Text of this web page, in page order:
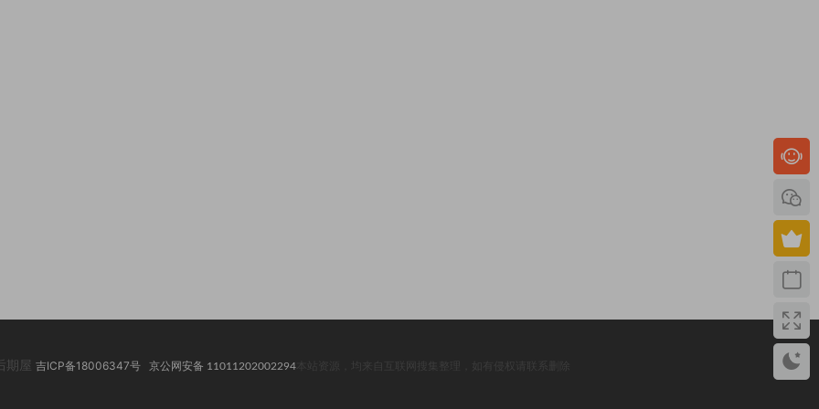
期屋 吉ICP备18006347号 京公网安备 11011202002294本站资源，均来自互联网搜集整理，如有侵权请联系删除